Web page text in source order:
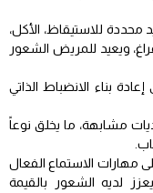
محددة للاستيقاظ، الأكل،
ويعيد للمريض الشعور
بناء الانضباط الذاتي
مشابهة، ما يخلق نوعاً
مهارات الاستماع الفعال
لديه الشعور بالقيمة